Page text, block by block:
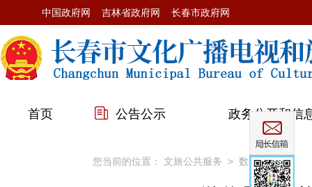
中国政府网 吉林省政府网 长春市政府网
首页 公告公示 政务公开和信
您当前的位置： 文旅公共服务 > 数字展厅